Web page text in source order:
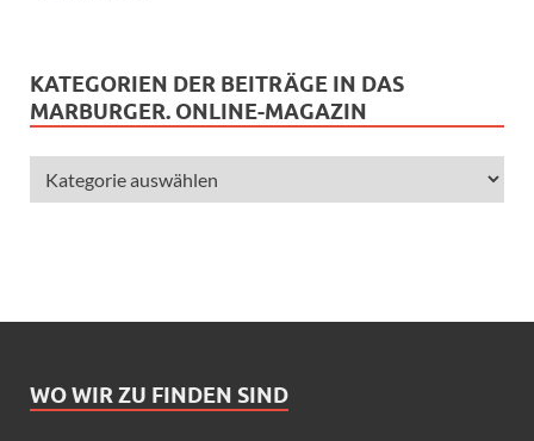
KATEGORIEN DER BEITRÄGE IN DAS
MARBURGER. ONLINE-MAGAZIN
WO WIR ZU FINDEN SIND